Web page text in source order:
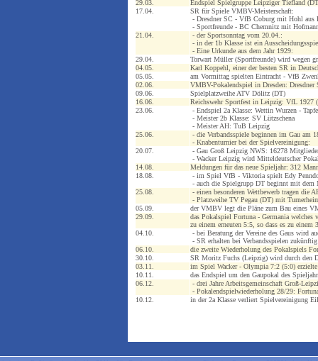
29.03.
Endspiel Spielgruppe Leipziger Tiefland
17.04.
SR für Spiele VMBV-Meisterschaft:
- Dresdner SC - VfB Coburg mit Hohl aus
- Sportfreunde - BC Chemnitz mit
21.04.
- der Sportsonntag vom 20.04.:
- in der 1b Klasse ist ein
- Eine Urkunde aus dem Jahr 1929:
29.04.
Torwart Müller (Sportfreunde) wird wegen
04.05.
Karl Koppehl, einer der besten SR in
05.05.
am Vormittag spielten Eintracht - VfB
02.06.
VMBV-Pokalendspiel in Dresden:
09.06.
Spielplatzweihe ATV Dölitz (DT)
16.06.
Reichswehr Sportfest in Leipzig: VfL 1927
23.06.
- Endspiel 2a Klasse: Wettin Wurzen -
- Meister 2b Klasse: SV Lützschena
- Meister AH: TuB Leipzig
25.06.
- die Verbandsspiele beginnen im Gau am
- Knabenturnier bei der Spielvereinigung:
20.07.
- Gau Groß Leipzig NWS: 16278
- Wacker Leipzig wird Mitteldeutscher
14.08.
Meldungen für das neue Spieljahr: 312
18.08.
- im Spiel VfB - Viktoria spielt Edy
- auch die Spielgrupp DT beginnt mit dem
25.08.
- einen besonderen Wettbewerb tragen
- Platzweihe TV Pegau (DT) mit
05.09.
der VMBV legt die Pläne zum Bau eines
29.09.
das Pokalspiel Fortuna - Germania welches
zu einem erneuten 5:5, so dass es zu
04.10.
- bei Beratung der Vereine des Gaus wird
- SR erhalten bei Verbandsspielen
06.10.
die zweite Wiederholung des Pokalspiels
30.10.
SR Moritz Fuchs (Leipzig) wird durch den
03.11.
im Spiel Wacker - Olympia 7:2 (5:0)
10.11.
das Endspiel um den Gaupokal des
06.12.
- drei Jahre Arbeitsgemeinschaft Groß-
- Pokalendspielwiederholung 28/29:
10.12.
in der 2a Klasse verliert Spielvereinigung